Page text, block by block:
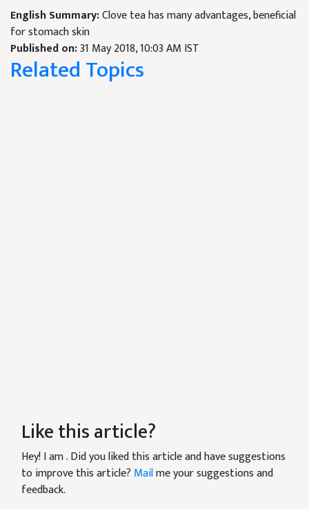
English Summary:Clove tea has many advantages, beneficial
for stomach skin
Published on:31 May 2018, 10:03 AM IST
Related Topics
Like this article?
Hey! I am. Did you liked this article and have suggestions
to improve this article? Mailme your suggestions and
feedback.